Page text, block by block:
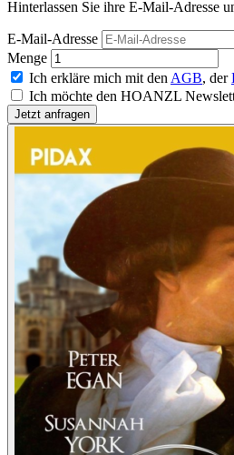
Hinterlassen Sie ihre E-Mail-Adresse
E-Mail-Adresse
Menge
Ich erkläre mich mit den AGB, der
Ich möchte den HOANZL